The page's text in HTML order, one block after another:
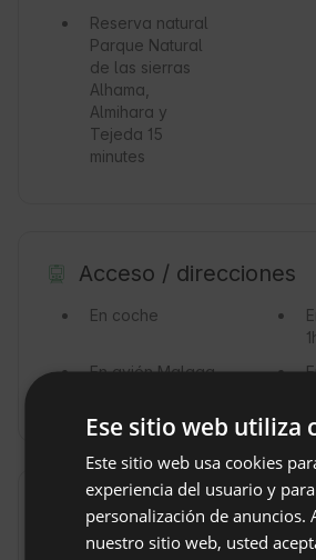
Reserva natural
Parque Natural
de las sierras
Alhama,
Almihara y
Tejeda 15
minutes
Acceso / direcciones
En coche
En aviónMalaga
Reglas de la propiedad
Hora de llegada: Desde 16:00
Ese sitio web utiliza
Este sitio web usa cookies
experiencia del usuario y
personalización de anuncios.
nuestro sitio web, usted